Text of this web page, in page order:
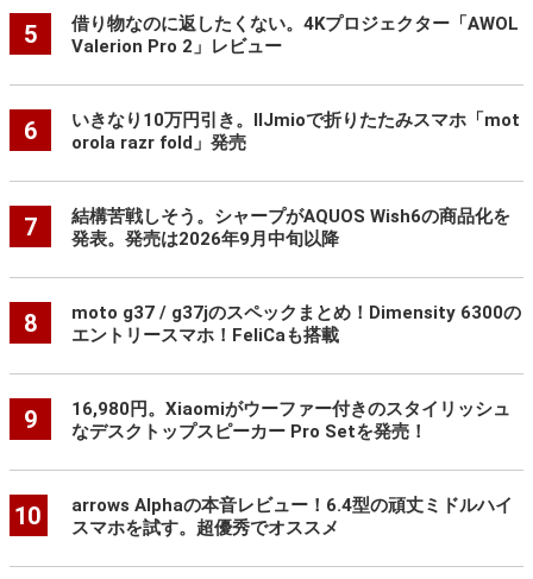
5
借り物なのに返したくない。4Kプロジェクター「AWOL
Valerion Pro 2」レビュー
6
いきなり10万円引き。IIJmioで折りたたみスマホ「mot
orola razr fold」発売
7
結構苦戦しそう。シャープがAQUOS Wish6の商品化を
発表。発売は2026年9月中旬以降
8
moto g37 / g37jのスペックまとめ！Dimensity 6300の
エントリースマホ！FeliCaも搭載
9
16,980円。Xiaomiがウーファー付きのスタイリッシュ
なデスクトップスピーカー Pro Setを発売！
10
arrows Alphaの本音レビュー！6.4型の頑丈ミドルハイ
スマホを試す。超優秀でオススメ